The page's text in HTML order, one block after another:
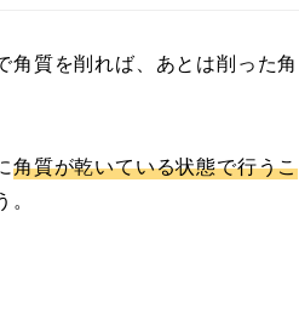
質を削れば、あとは削った角
角質が乾いている状態で行うこ